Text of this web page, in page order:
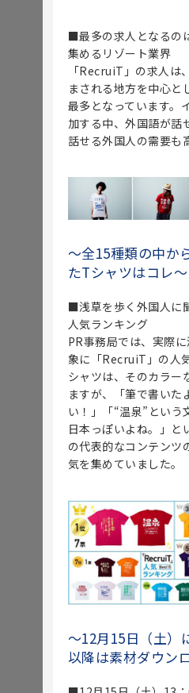
■最多の求人となるの
集めるリゾート業界
「RecruiT」の求人は
まされる地方を中心と
最多となっています。
加する中、外国語が話
話せる外国人の需要も
～全15種類の中か
たTシャツはコレ～
■浅草を歩く外国人に
人気ランキング
PR事務局では、実際
象に「RecruiT」の人
シャツは、そのカラー
ますが、「筆で書いた
い！」「“温泉”という
日本っぽいよね。」と
の代表的なコンテンツ
気を集めていました。
～12月15日（土）
以降は素材ダウン